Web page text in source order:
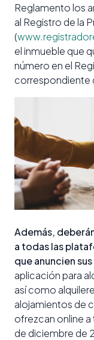
Reglamento los
al Registro de la
(
el inmueble que
número en el
correspondiente
Además,
a todas las
que anuncien
aplicación para
así como
alojamientos de
ofrezcan online
de diciembre de